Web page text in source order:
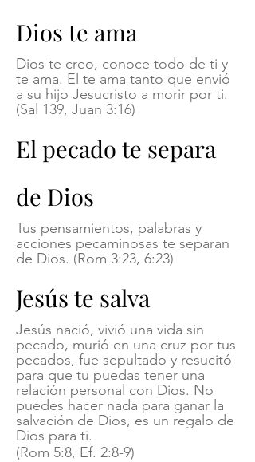
Dios te ama
Dios te creo, conoce todo de ti y
te ama. El te ama tanto que envió
a su hijo Jesucristo a morir por ti.
(Sal 139, Juan 3:16)
El pecado te separa
de Dios
Tus pensamientos, palabras y
acciones pecaminosas te separan
de Dios. (Rom 3:23, 6:23)
Jesús te salva
Jesús nació, vivió una vida sin
pecado, murió en una cruz por tus
pecados, fue sepultado y resucitó
para que tu puedas tener una
relación personal con Dios. No
puedes hacer nada para ganar la
salvación de Dios, es un regalo de
Dios para ti.
(Rom 5:8, Ef. 2:8-9)